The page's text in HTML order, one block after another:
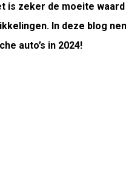
is zeker de moeite
In deze blog
auto’s in 2024!